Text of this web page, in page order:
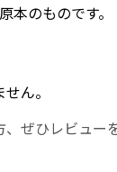
のものです。
ん。
ぜひレビュー